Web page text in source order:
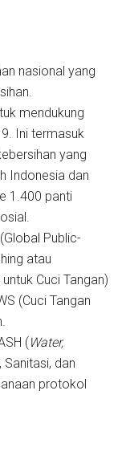
nasional yang
mendukung
Ini termasuk
yang
Indonesia dan
1.400 panti
Public-
atau
Cuci Tangan)
(Cuci Tangan
(Water,
Sanitasi, dan
protokol